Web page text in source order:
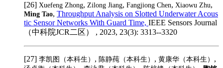
[26] Xuefeng Zhong, Zilong Jiang, Fangjiong Chen, Xiaowu Zhu,
Ming Tao, Throughput Analysis on Slotted Underwater Acous
tic Sensor Networks With Guard Time, IEEE Sensors Journal
（中科院JCR二区） , 2023, 23(3): 3313--3320
[27] 李凯图（本科生） , 陈静莼（本科生） , 黄康华（本科生） ,